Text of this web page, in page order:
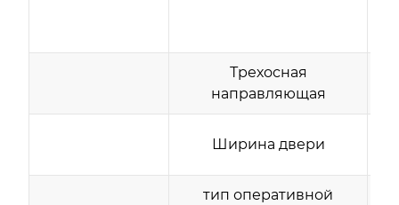
Трехосная
направляющая
Ширина двери
тип оперативной